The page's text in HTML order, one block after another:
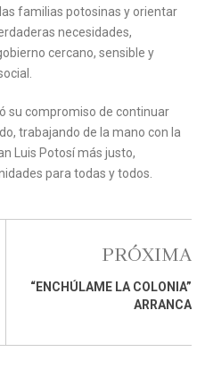
familias potosinas y orientar
necesidades,
cercano, sensible y
su compromiso de continuar
trabajando de la mano con la
Luis Potosí más justo,
para todas y todos.
PRÓXIMA
“ENCHÚLAME LA COLONIA”
ARRANCA